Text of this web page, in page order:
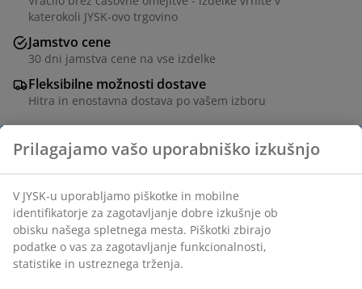
katerokoli JYSK-ovo trgovino
Jamstvo cene
30 dni jamstva cene na vse izdelke
Fleksibilne možnosti dostave
Hitra in enostavna dostava po vašem izboru
Miza: Masiven hrast in hrastov furnir. Š90xD180xV76
cm. Stol: Tkanina in masiven hrast.
Inventarna številka: S364287
Prilagajamo vašo uporabniško izkušnjo
V JYSK-u uporabljamo piškotke in mobilne
identifikatorje za zagotavljanje dobre izkušnje ob
obisku našega spletnega mesta. Piškotki zbirajo
podatke o vas za zagotavljanje funkcionalnosti,
statistike in ustreznega trženja.